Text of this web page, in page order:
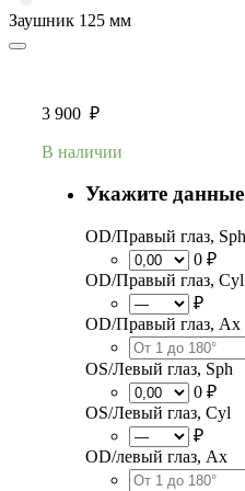
Заушник 125 мм
3 900 ₽
В наличии
Укажите данные
OD/Правый глаз, Sph
0 ₽
OD/Правый глаз, Cyl
₽
OD/Правый глаз, Ax
OS/Левый глаз, Sph
0 ₽
OS/Левый глаз, Cyl
₽
OD/левый глаз, Ax